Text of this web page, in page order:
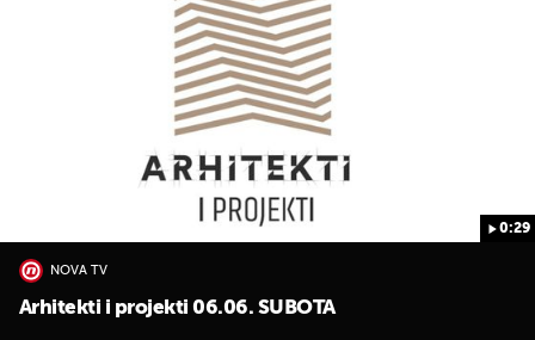
0:29
NOVA TV
Arhitekti i projekti 06.06. SUBOTA